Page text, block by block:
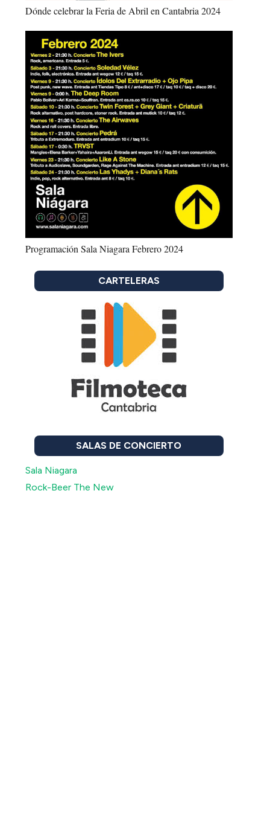
Dónde celebrar la Feria de Abril en Cantabria 2024
Programación Sala Niagara Febrero 2024
CARTELERAS
SALAS DE CONCIERTO
Sala Niagara
Rock-Beer The New